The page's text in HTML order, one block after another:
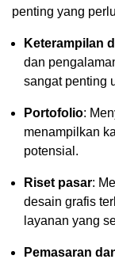
penting yang
Keterampilan
dan
sangat penting
Portofolio:
menampilkan
potensial.
Riset pasar:
desain grafis
layanan yang
Pemasaran